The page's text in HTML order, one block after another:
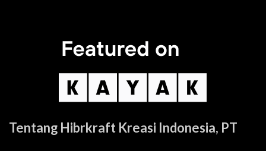
Tentang Hibrkraft Kreasi Indonesia, PT